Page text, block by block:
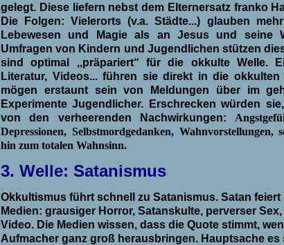
gelegt. Diese liefern nebst dem Elternersatz franko
Die Folgen: Vielerorts(v.a. Städte...) glauben
Lebewesen und Magie als an Jesus und seine
Umfragen von Kindern und Jugendlichen stützen
sind optimal ,,präpariert“ für die okkulte Welle.
Literatur, Videos... führen sie direkt in die okkulten
mögen erstaunt sein von Meldungen über im
Experimente Jugendlicher. Erschrecken würden
von den verheerenden Nachwirkungen:
Depressionen, Selbstmordgedanken, Wahnvorstellungen,
hin zum totalen Wahnsinn.
3. Welle: Satanismus
Okkultismus führt schnell zu Satanismus. Satan
Medien: grausiger Horror, Satanskulte, perverser
Video. Die Medien wissen, dass die Quote stimmt,
Aufmacher ganz groß herausbringen. Hauptsache